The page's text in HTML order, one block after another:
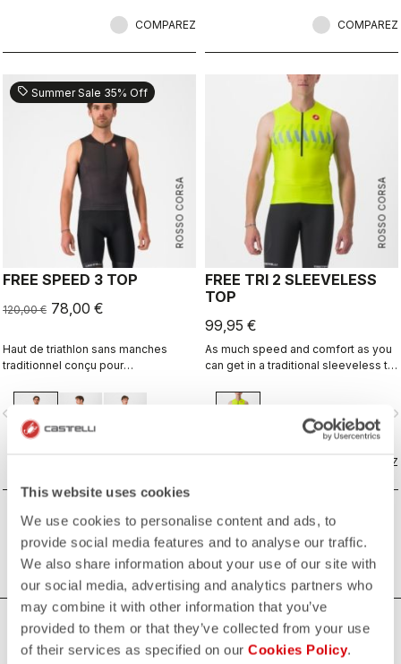
This website uses cookies
We use cookies to personalise content and ads, to
provide social media features and to analyse our traffic.
We also share information about your use of our site with
our social media, advertising and analytics partners who
may combine it with other information that you’ve
provided to them or that they’ve collected from your use
of their services as specified on our Cookies Policy.
COMPAREZ COMPAREZ
ROSSO CORSA
sell Summer Sale 35% Off
FREE SPEED 3 TOP
120,00 € 78,00 €
Haut de triathlon sans manches
traditionnel conçu pour
ROSSO CORSA
FREE TRI 2 SLEEVELESS
TOP
99,95 €
As much speed and comfort as you
can get in a traditional sleeveless tri
COMPAREZ
Maillots et tops de triathlon pour hommes